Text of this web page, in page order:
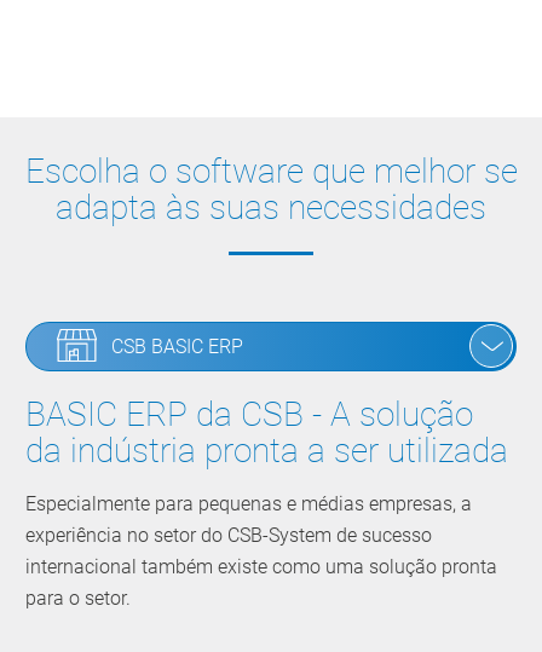
Escolha o software que melhor se
adapta às suas necessidades
CSB BASIC ERP
BASIC ERP da CSB - A solução
da indústria pronta a ser utilizada
Especialmente para pequenas e médias empresas, a
experiência no setor do CSB-System de sucesso
internacional também existe como uma solução pronta
para o setor.